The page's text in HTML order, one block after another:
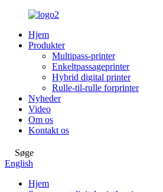
Hjem
Produkter
Multipass-printer
Enkeltpassageprinter
Hybrid digital printer
Rulle-til-rulle forprinter
Nyheder
Video
Om os
Kontakt os
Søge
English
Hjem